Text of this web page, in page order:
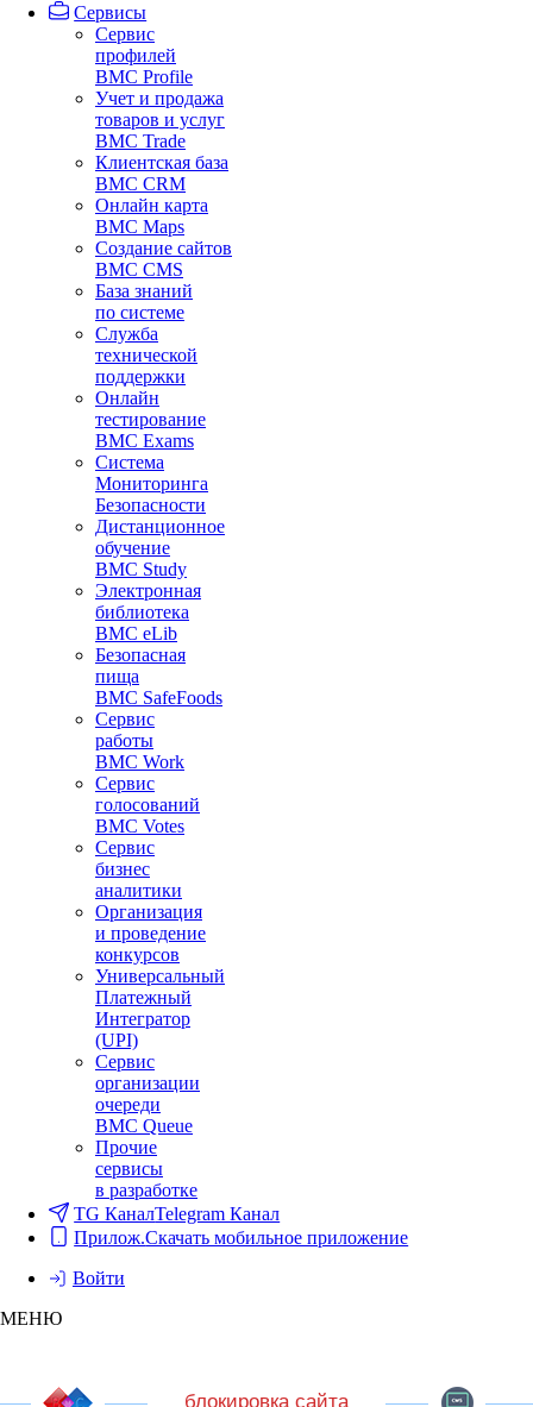
Сервисы
Сервис
профилей
BMC Profile
Учет и продажа
товаров и услуг
BMC Trade
Клиентская база
BMC CRM
Онлайн карта
BMC Maps
Создание сайтов
BMC CMS
База знаний
по системе
Служба
технической
поддержки
Онлайн
тестирование
BMC Exams
Система
Мониторинга
Безопасности
Дистанционное
обучение
BMC Study
Электронная
библиотека
BMC eLib
Безопасная
пища
BMC SafeFoods
Сервис
работы
BMC Work
Сервис
голосований
BMC Votes
Сервис
бизнес
аналитики
Организация
и проведение
конкурсов
Универсальный
Платежный
Интегратор
(UPI)
Сервис
организации
очереди
BMC Queue
Прочие
сервисы
в разработке
TG КаналTelegram Канал
Прилож.Скачать мобильное приложение
Войти
МЕНЮ
блокировка сайта